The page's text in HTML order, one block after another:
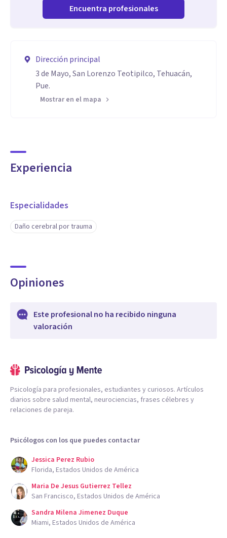
Encuentra profesionales
Dirección principal
3 de Mayo, San Lorenzo Teotipilco, Tehuacán,
Pue.
Mostrar en el mapa
Experiencia
Especialidades
Daño cerebral por trauma
Opiniones
Este profesional no ha recibido ninguna
valoración
Psicología para profesionales, estudiantes y curiosos. Artículos
diarios sobre salud mental, neurociencias, frases célebres y
relaciones de pareja.
Psicólogos con los que puedes contactar
Jessica Perez Rubio
Florida, Estados Unidos de América
Maria De Jesus Gutierrez Tellez
San Francisco, Estados Unidos de América
Sandra Milena Jimenez Duque
Miami, Estados Unidos de América